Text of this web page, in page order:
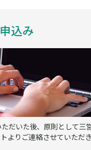
込み
だいた後、原則として三
よりご連絡させていただき